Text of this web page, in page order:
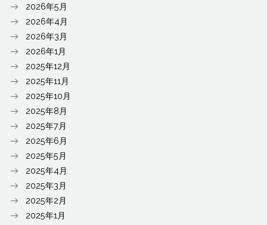
2026年5月
2026年4月
2026年3月
2026年1月
2025年12月
2025年11月
2025年10月
2025年8月
2025年7月
2025年6月
2025年5月
2025年4月
2025年3月
2025年2月
2025年1月